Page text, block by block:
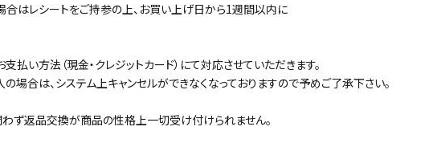
はレシートをご持参の上、お買い上げ日から1週間以内に
い方法（現金・クレジットカード）にて対応させていただきます。
場合は、システム上キャンセルができなくなっておりますので予めご了承下さい。
ず返品交換が商品の性格上一切受け付けられません。